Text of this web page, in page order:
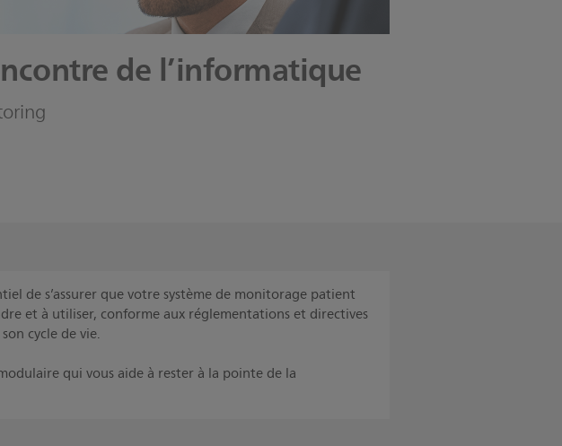
de l’informatique
de s’assurer que votre système de monitorage patient
et à utiliser, conforme aux réglementations et directives
cycle de vie.
qui vous aide à rester à la pointe de la